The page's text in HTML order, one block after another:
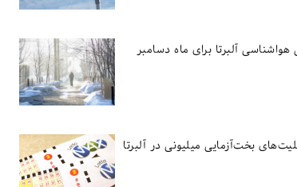
هواشناسی آلبرتا برای ماه دسامبر
بخت‌آزمایی میلیونی در آلبرتا